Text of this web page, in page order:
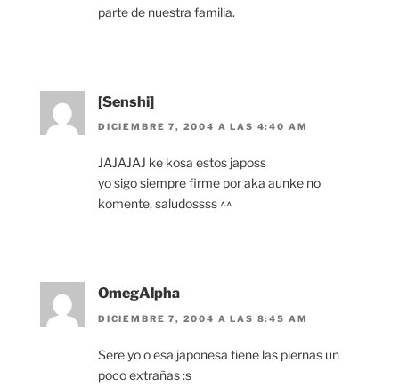
parte de nuestra familia.
[Senshi]
DICIEMBRE 7, 2004 A LAS 4:40 AM
JAJAJAJ ke kosa estos japoss
yo sigo siempre firme por aka aunke no
komente, saludossss ^^
OmegAlpha
DICIEMBRE 7, 2004 A LAS 8:45 AM
Sere yo o esa japonesa tiene las piernas un
poco extrañas :s